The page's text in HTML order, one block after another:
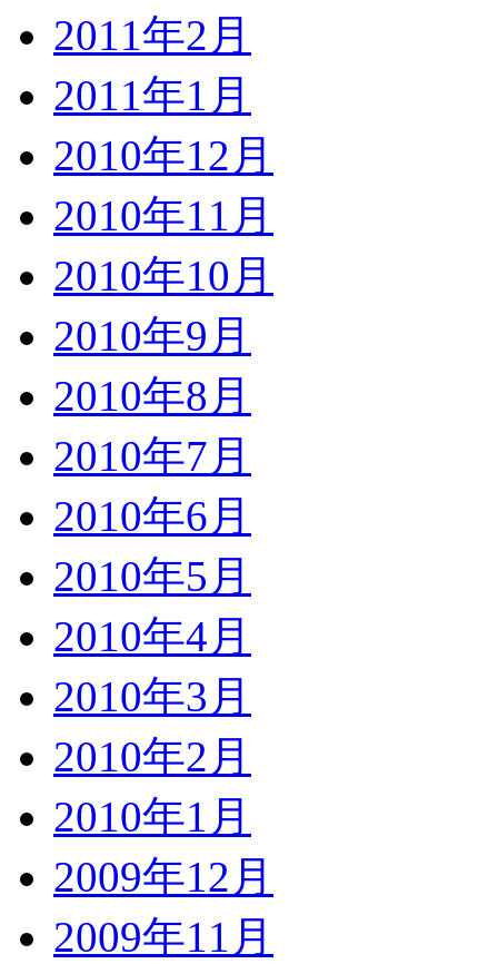
2011年2月
2011年1月
2010年12月
2010年11月
2010年10月
2010年9月
2010年8月
2010年7月
2010年6月
2010年5月
2010年4月
2010年3月
2010年2月
2010年1月
2009年12月
2009年11月